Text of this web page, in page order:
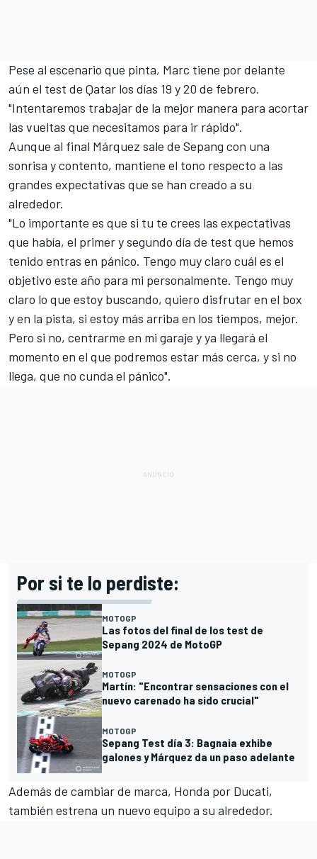
Pese al escenario que pinta, Marc tiene por delante
aún el test de Qatar los días 19 y 20 de febrero.
"Intentaremos trabajar de la mejor manera para acortar
las vueltas que necesitamos para ir rápido".
Aunque al final Márquez sale de Sepang con una
sonrisa y contento, mantiene el tono respecto a las
grandes expectativas que se han creado a su
alrededor.
"Lo importante es que si tu te crees las expectativas
que había, el primer y segundo día de test que hemos
tenido entras en pánico. Tengo muy claro cuál es el
objetivo este año para mi personalmente. Tengo muy
claro lo que estoy buscando, quiero disfrutar en el box
y en la pista, si estoy más arriba en los tiempos, mejor.
Pero si no, centrarme en mi garaje y ya llegará el
momento en el que podremos estar más cerca, y si no
llega, que no cunda el pánico".
Por si te lo perdiste:
MOTOGP
Las fotos del final de los test de
Sepang 2024 de MotoGP
MOTOGP
Martín: "Encontrar sensaciones con el
nuevo carenado ha sido crucial"
MOTOGP
Sepang Test día 3: Bagnaia exhibe
galones y Márquez da un paso adelante
Además de cambiar de marca, Honda por Ducati,
también estrena un nuevo equipo a su alrededor.